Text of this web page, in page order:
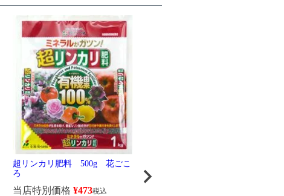
超リンカリ肥料 500g 花ごこ
ろ
当店特別価格 ¥473税込
花ごころ